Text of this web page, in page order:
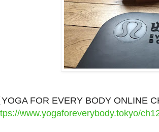
YOGA FOR EVERY BODY ONLINE
www.yogaforeverybody.tokyo/